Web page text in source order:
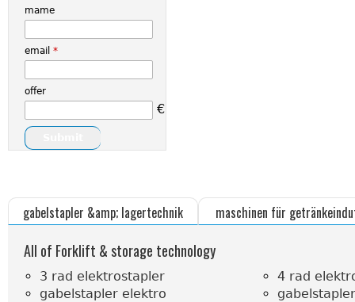
mame
email *
offer
€
gabelstapler &amp; lagertechnik maschinen für
All of Forklift & storage technology
3 rad elektrostapler
4 rad
gabelstapler elektro